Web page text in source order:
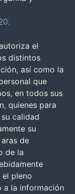
el
distintos
así como la
que
en todos sus
quienes para
calidad
su
de
de la
pleno
a la información